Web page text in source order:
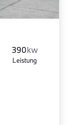
390kw
Leistung